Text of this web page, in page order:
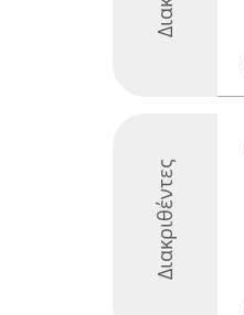
Διακριθέντες